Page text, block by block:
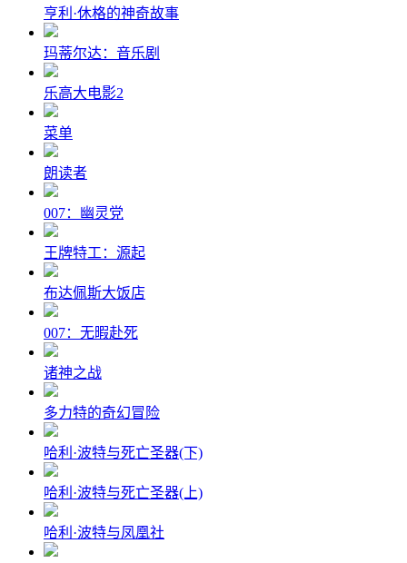
亨利·休格的神奇故事
玛蒂尔达：音乐剧
乐高大电影2
菜单
朗读者
007：幽灵党
王牌特工：源起
布达佩斯大饭店
007：无暇赴死
诸神之战
多力特的奇幻冒险
哈利·波特与死亡圣器(下)
哈利·波特与死亡圣器(上)
哈利·波特与凤凰社